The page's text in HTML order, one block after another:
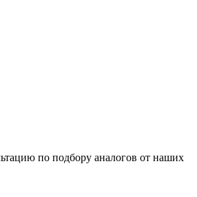
по подбору аналогов от наших